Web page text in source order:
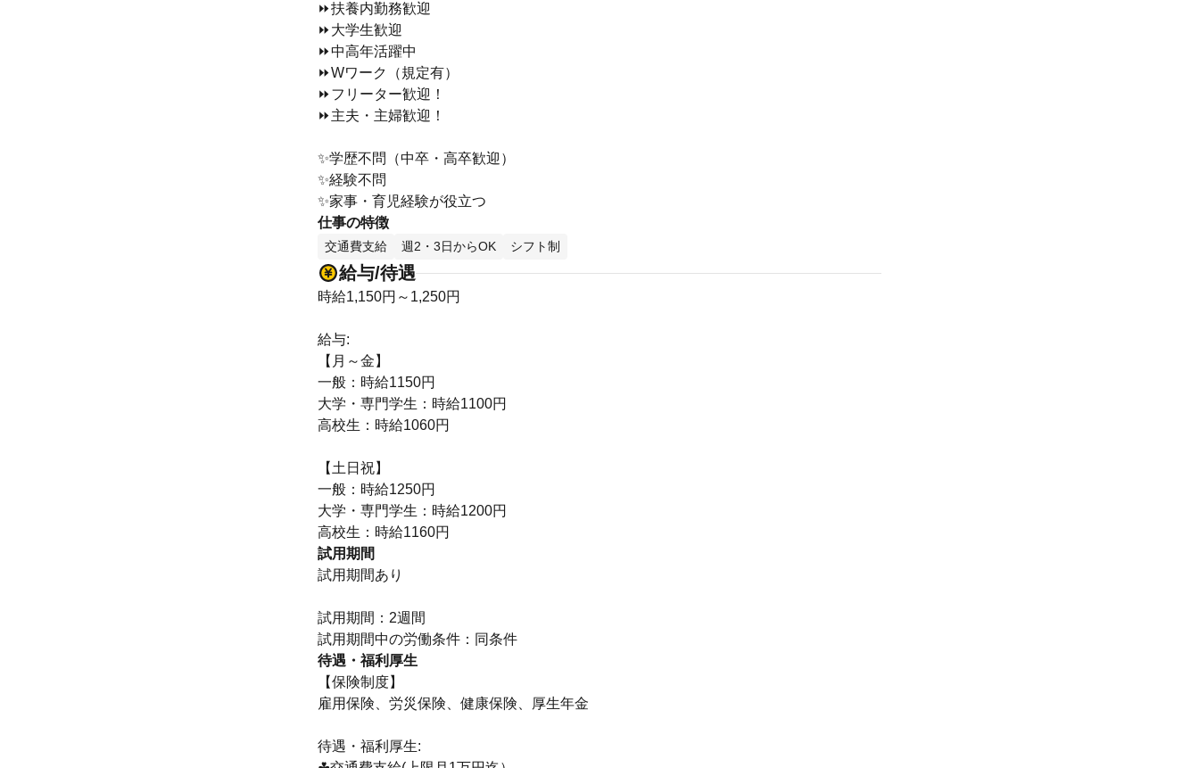
⏩扶養内勤務歓迎
⏩大学生歓迎
⏩中高年活躍中
⏩Wワーク（規定有）
⏩フリーター歓迎！
⏩主夫・主婦歓迎！
✨学歴不問（中卒・高卒歓迎）
✨経験不問
✨家事・育児経験が役立つ
仕事の特徴
交通費支給 週2・3日からOK シフト制
給与/待遇
時給1,150円～1,250円
給与:
【月～金】
一般：時給1150円
大学・専門学生：時給1100円
高校生：時給1060円
【土日祝】
一般：時給1250円
大学・専門学生：時給1200円
高校生：時給1160円
試用期間
試用期間あり
試用期間：2週間
試用期間中の労働条件：同条件
待遇・福利厚生
【保険制度】
雇用保険、労災保険、健康保険、厚生年金
待遇・福利厚生: